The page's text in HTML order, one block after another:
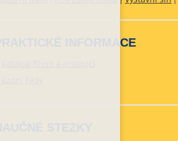
PRAKTICKÉ INFORMACE